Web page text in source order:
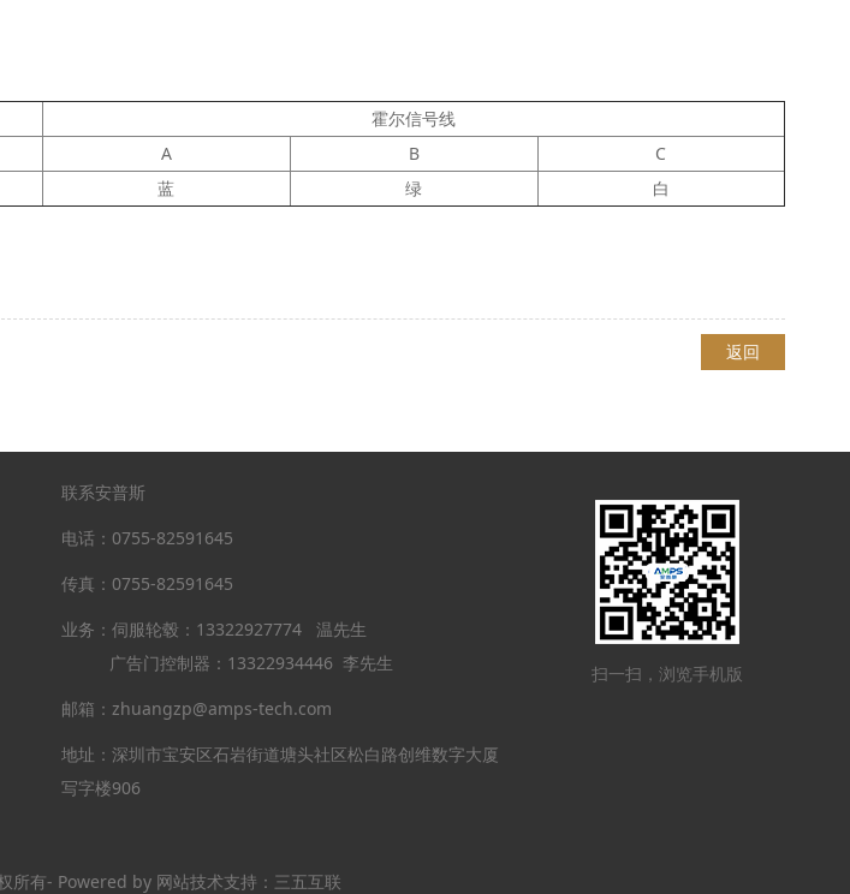
霍尔信号线
A B
C
蓝 绿 白
返回
联系安普斯
电话：0755-82591645
传真：0755-82591645
业务：伺服轮毂：13322927774 温先生
广告门控制器：13322934446 李先生
邮箱：zhuangzp@amps-tech.com
地址：深圳市宝安区石岩街道塘头社区松白路创维数字大厦
写字楼906
扫一扫，浏览手机版
所有- Powered by 网站技术支持：三五互联